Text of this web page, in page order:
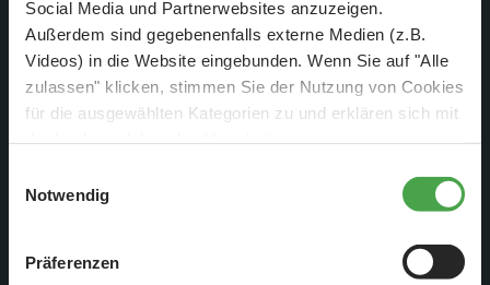
Social Media und Partnerwebsites anzuzeigen.
Außerdem sind gegebenenfalls externe Medien (z.B.
Videos) in die Website eingebunden. Wenn Sie auf "Alle
zulassen" klicken, stimmen Sie der Nutzung von Cookies
für die ausgewählten Kategorien zu und erklären sich mit
diese Einstellungen jederzeit über die Schaltfläche
zustimmen, beschränken wir uns auf die technisch
notwendigen Cookies. Weitere Informationen finden Sie in
Notwendig
Präferenzen
Im Bereich Städtebau geht es auch weiter. Die Stadt Brichur